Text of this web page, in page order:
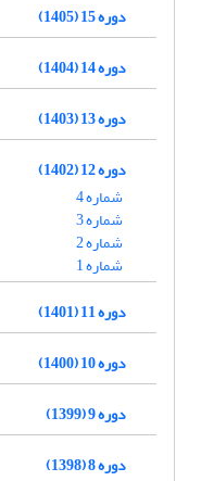
دوره 15 (1405)
دوره 14 (1404)
دوره 13 (1403)
دوره 12 (1402)
شماره 4
شماره 3
شماره 2
شماره 1
دوره 11 (1401)
دوره 10 (1400)
دوره 9 (1399)
دوره 8 (1398)